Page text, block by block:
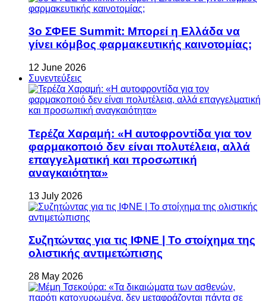
3ο ΣΦΕΕ Summit: Μπορεί η Ελλάδα να
γίνει κόμβος φαρμακευτικής καινοτομίας;
12 June 2026
Συνεντεύξεις
Τερέζα Χαραμή: «Η αυτοφροντίδα για τον
φαρμακοποιό δεν είναι πολυτέλεια, αλλά
επαγγελματική και προσωπική
αναγκαιότητα»
13 July 2026
Συζητώντας για τις ΙΦΝΕ | Το στοίχημα της
ολιστικής αντιμετώπισης
28 May 2026